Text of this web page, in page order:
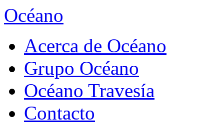
Océano
Acerca de Océano
Grupo Océano
Océano Travesía
Contacto